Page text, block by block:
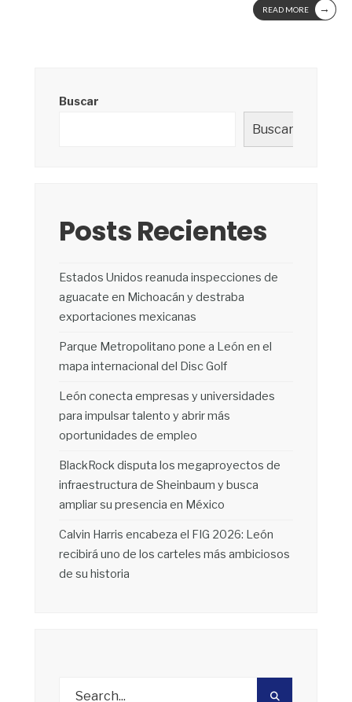
READ MORE →
Buscar
Buscar
Posts Recientes
Estados Unidos reanuda inspecciones de
aguacate en Michoacán y destraba
exportaciones mexicanas
Parque Metropolitano pone a León en el
mapa internacional del Disc Golf
León conecta empresas y universidades
para impulsar talento y abrir más
oportunidades de empleo
BlackRock disputa los megaproyectos de
infraestructura de Sheinbaum y busca
ampliar su presencia en México
Calvin Harris encabeza el FIG 2026: León
recibirá uno de los carteles más ambiciosos
de su historia